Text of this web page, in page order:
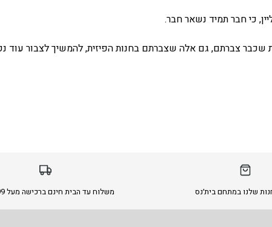
כי חבר תמיד נשאר חבר.
צברתם, גם אלה שצברתם בחנות הפיזית, להמשיך לצבור עוד
שלנו במתחם בית׳נס משלוח עד הבית חינם ברכישה מעל 299 ש״ח